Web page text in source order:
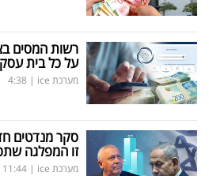
רשות המסים
על כל בית
מערכת ice |
4:38
סקר מנדטים
זו המפלגה
מערכת ice |
11:44